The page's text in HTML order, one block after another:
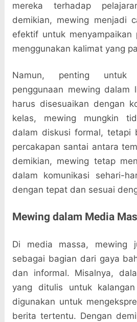
mereka terhadap
demikian, mewing menjadi
efektif untuk menyampaikan
menggunakan kalimat yang
Namun, penting untuk
penggunaan mewing dalam
harus disesuaikan dengan
kelas, mewing mungkin
dalam diskusi formal, tetapi
percakapan santai antara
demikian, mewing tetap
dalam komunikasi sehari-
dengan tepat dan sesuai
Mewing dalam Media
Di media massa, mewing
sebagai bagian dari gaya
dan informal. Misalnya,
yang ditulis untuk
digunakan untuk
berita tertentu. Dengan